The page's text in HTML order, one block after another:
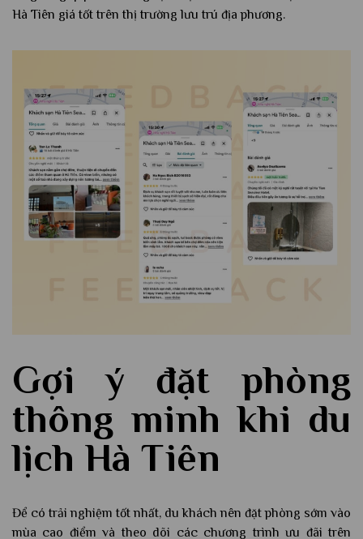
Hà Tiên giá tốt trên thị trường lưu trú địa phương.
Gợi ý đặt phòng
thông minh khi du
lịch Hà Tiên
Để có trải nghiệm tốt nhất, du khách nên đặt phòng sớm vào
mùa cao điểm và theo dõi các chương trình ưu đãi trên